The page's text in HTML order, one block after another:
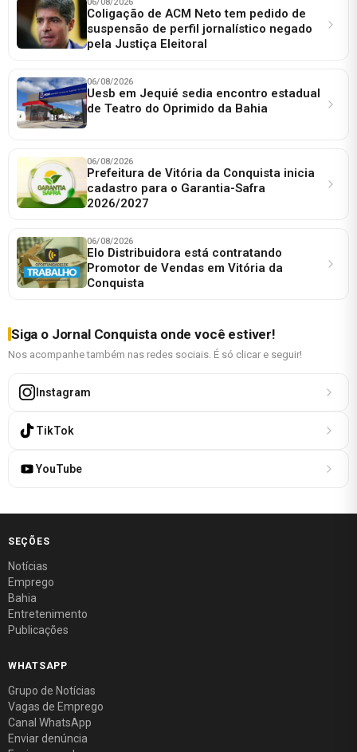
Coligação de ACM Neto tem pedido de
suspensão de perfil jornalístico negado
pela Justiça Eleitoral
06/08/2026
Uesb em Jequié sedia encontro estadual
de Teatro do Oprimido da Bahia
06/08/2026
Prefeitura de Vitória da Conquista inicia
cadastro para o Garantia-Safra
2026/2027
06/08/2026
Elo Distribuidora está contratando
Promotor de Vendas em Vitória da
Conquista
Siga o Jornal Conquista onde você estiver!
Nos acompanhe também nas redes sociais. É só clicar e seguir!
Instagram
TikTok
YouTube
SEÇÕES
Notícias
Emprego
Bahia
Entretenimento
Publicações
WHATSAPP
Grupo de Notícias
Vagas de Emprego
Canal WhatsApp
Enviar denúncia